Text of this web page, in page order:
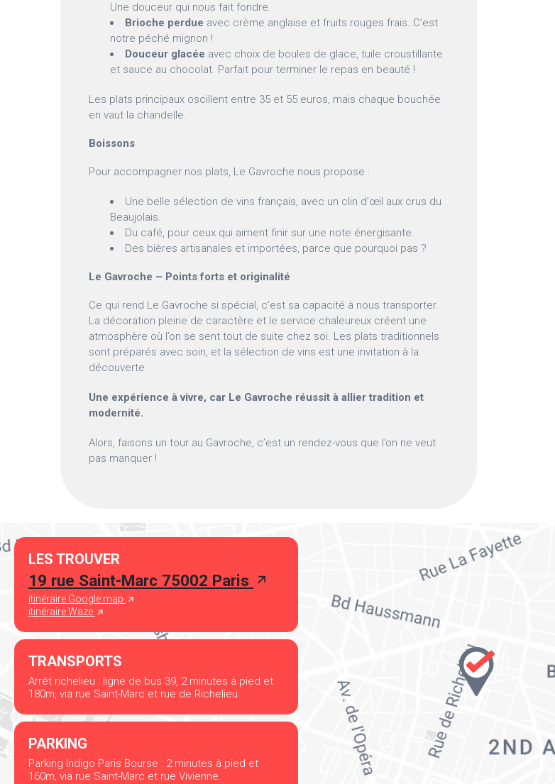
Une douceur qui nous fait fondre.
Brioche perdue avec crème anglaise et fruits rouges frais. C’est
notre péché mignon !
Douceur glacée avec choix de boules de glace, tuile croustillante
et sauce au chocolat. Parfait pour terminer le repas en beauté !
Les plats principaux oscillent entre 35 et 55 euros, mais chaque bouchée
en vaut la chandelle.
Boissons
Pour accompagner nos plats, Le Gavroche nous propose :
Une belle sélection de vins français, avec un clin d’œil aux crus du
Beaujolais.
Du café, pour ceux qui aiment finir sur une note énergisante.
Des bières artisanales et importées, parce que pourquoi pas ?
Le Gavroche – Points forts et originalité
Ce qui rend Le Gavroche si spécial, c’est sa capacité à nous transporter.
La décoration pleine de caractère et le service chaleureux créent une
atmosphère où l’on se sent tout de suite chez soi. Les plats traditionnels
sont préparés avec soin, et la sélection de vins est une invitation à la
découverte.
Une expérience à vivre, car Le Gavroche réussit à allier tradition et
modernité.
Alors, faisons un tour au Gavroche, c’est un rendez-vous que l’on ne veut
pas manquer !
LES TROUVER
19 rue Saint-Marc 75002 Paris
itinéraire Google map
itinéraire Waze
TRANSPORTS
Arrêt richelieu : ligne de bus 39, 2 minutes à pied et
180m, via rue Saint-Marc et rue de Richelieu.
PARKING
Parking Indigo Paris Bourse : 2 minutes à pied et
160m, via rue Saint-Marc et rue Vivienne.